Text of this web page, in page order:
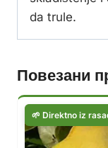
da trule.
Повезани